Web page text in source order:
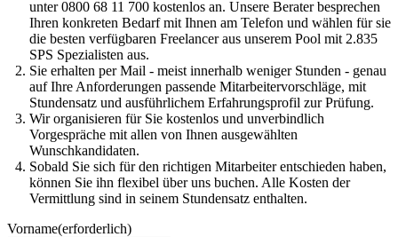
unter 0800 68 11 700 kostenlos an. Unsere Berater besprechen
Ihren konkreten Bedarf mit Ihnen am Telefon und wählen für sie
die besten verfügbaren Freelancer aus unserem Pool mit 2.835
SPS Spezialisten aus.
Sie erhalten per Mail - meist innerhalb weniger Stunden - genau
auf Ihre Anforderungen passende Mitarbeitervorschläge, mit
Stundensatz und ausführlichem Erfahrungsprofil zur Prüfung.
Wir organisieren für Sie kostenlos und unverbindlich
Vorgespräche mit allen von Ihnen ausgewählten
Wunschkandidaten.
Sobald Sie sich für den richtigen Mitarbeiter entschieden haben,
können Sie ihn flexibel über uns buchen. Alle Kosten der
Vermittlung sind in seinem Stundensatz enthalten.
Vorname(erforderlich)